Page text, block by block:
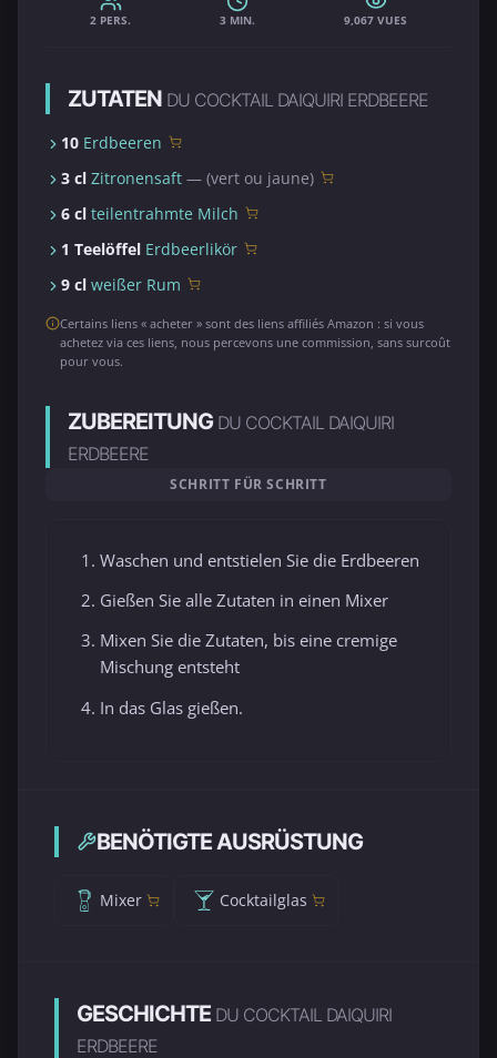
2 PERS. 3 MIN. 9,067 VUES
ZUTATEN DU COCKTAIL DAIQUIRI ERDBEERE
10 Erdbeeren
3 cl Zitronensaft — (vert ou jaune)
6 cl teilentrahmte Milch
1 Teelöffel Erdbeerlikör
9 cl weißer Rum
Certains liens « acheter » sont des liens affiliés Amazon : si vous
achetez via ces liens, nous percevons une commission, sans surcoût
pour vous.
ZUBEREITUNG DU COCKTAIL DAIQUIRI
ERDBEERE
SCHRITT FÜR SCHRITT
Waschen und entstielen Sie die Erdbeeren
Gießen Sie alle Zutaten in einen Mixer
Mixen Sie die Zutaten, bis eine cremige
Mischung entsteht
In das Glas gießen.
BENÖTIGTE AUSRÜSTUNG
Mixer Cocktailglas
GESCHICHTE DU COCKTAIL DAIQUIRI
ERDBEERE